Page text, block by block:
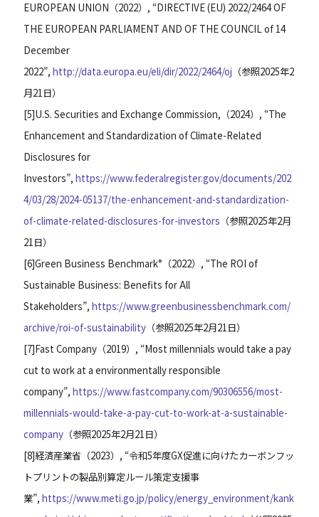
EUROPEAN UNION（2022）, “DIRECTIVE (EU) 2022/2464 OF
THE EUROPEAN PARLIAMENT AND OF THE COUNCIL of 14
December
2022”,http://data.europa.eu/eli/dir/2022/2464/oj （参照2025年2
月21日）
[5]U.S. Securities and Exchange Commission,（2024）, “The
Enhancement and Standardization of Climate-Related
Disclosures for
Investors”,https://www.federalregister.gov/documents/202
4/03/28/2024-05137/the-enhancement-and-standardization-
of-climate-related-disclosures-for-investors （参照2025年2月
21日）
[6]Green Business Benchmark°（2022）, “The ROI of
Sustainable Business: Benefits for All
Stakeholders”,https://www.greenbusinessbenchmark.com/
archive/roi-of-sustainability （参照2025年2月21日）
[7]Fast Company（2019）, “Most millennials would take a pay
cut to work at a environmentally responsible
company”,https://www.fastcompany.com/90306556/most-
millennials-would-take-a-pay-cut-to-work-at-a-sustainable-
company （参照2025年2月21日）
[8]経済産業省（2023）, “令和5年度GX促進に向けたカーボンフッ
トプリントの製品別算定ルール策定支援事
業”,https://www.meti.go.jp/policy/energy_environment/kank